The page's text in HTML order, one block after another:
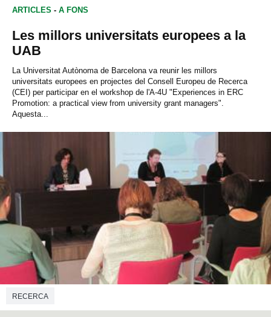
ARTICLES - A FONS
Les millors universitats europees a la
UAB
La Universitat Autònoma de Barcelona va reunir les millors
universitats europees en projectes del Consell Europeu de Recerca
(CEI) per participar en el workshop de l'A-4U "Experiences in ERC
Promotion: a practical view from university grant managers".
Aquesta...
RECERCA